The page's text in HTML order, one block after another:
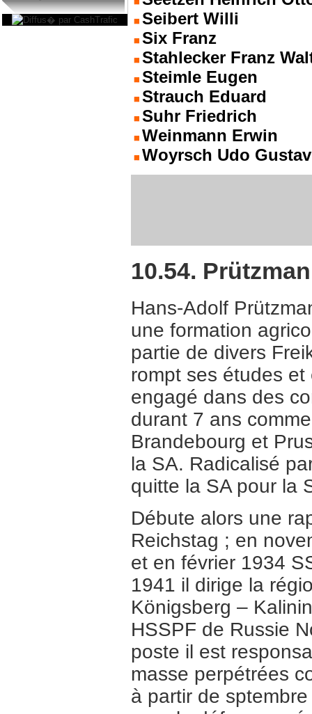
Seibert Willi
Six Franz
Stahlecker Franz
Steimle Eugen
Strauch Eduard
Suhr Friedrich
Weinmann Erwin
Woyrsch Udo
10.54.
Hans-Adolf
une formation
partie de divers
rompt ses études
engagé dans des
durant 7 ans
Brandebourg et
la SA. Radicalisé
quitte la SA pour la
Débute alors une
Reichstag ; en
et en février 1934
1941 il dirige la
Königsberg –
HSSPF de Russie
poste il est
masse perpétrées
à partir de